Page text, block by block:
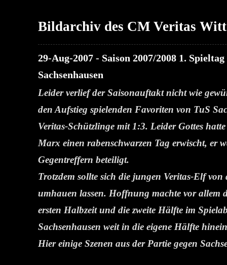
Bildarchiv des CM Veritas
29-Aug-2007 - Saison 2007/2008 1.
Sachsenhausen
Leider verlief der Saisonauftakt nicht wie
den Aufstieg spielenden Favoriten von TuS
Veritas-Schützlinge mit 1:3. Leider Gottes
Marx einen rabenschwarzen Tag erwischt, er
Gegentreffern beteiligt.
Trotzdem sollte sich die jungen Veritas-Elf
umhauen lassen. Hoffnung machte vor allem
ersten Halbzeit und die zweite Hälfte im
Sachsenhausen weit in die eigene Hälfte
Hier einige Szenen aus der Partie gegen